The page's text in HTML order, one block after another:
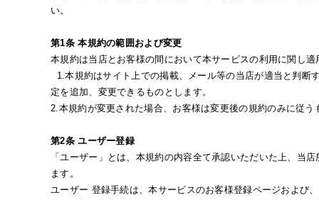
い。
第1条 本規約の範囲および変更
本規約は当店とお客様の間において本サービスの利用に関し
1.本規約はサイト上での掲載、メール等の当店が適当と判断
定を追加、変更できるものとします。
2.本規約が変更された場合、お客様は変更後の規約のみに従う
第2条 ユーザー登録
「ユーザー」とは、本規約の内容全て承認いただいた上、当
ます。
ユーザー 登録手続は、本サービスのお客様登録ページおよび